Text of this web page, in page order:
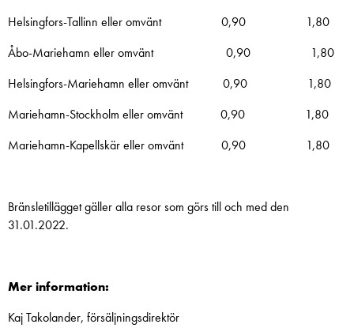
Helsingfors-Tallinn eller omvänt 0,90 1,80
Åbo-Mariehamn eller omvänt 0,90 1,80
Helsingfors-Mariehamn eller omvänt 0,90 1,80
Mariehamn-Stockholm eller omvänt 0,90 1,80
Mariehamn-Kapellskär eller omvänt 0,90 1,80
Bränsletillägget gäller alla resor som görs till och med den
31.01.2022.
Mer information:
Kaj Takolander, försäljningsdirektör